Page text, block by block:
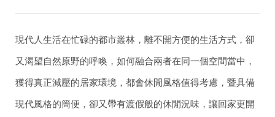
現代人生活在忙碌的都市叢林，離不開方便的生活方式，卻
又渴望自然原野的呼喚，如何融合兩者在同一個空間當中，
獲得真正減壓的居家環境，都會休閒風格值得考慮，暨具備
現代風格的簡便，卻又帶有渡假般的休閒況味，讓回家更開